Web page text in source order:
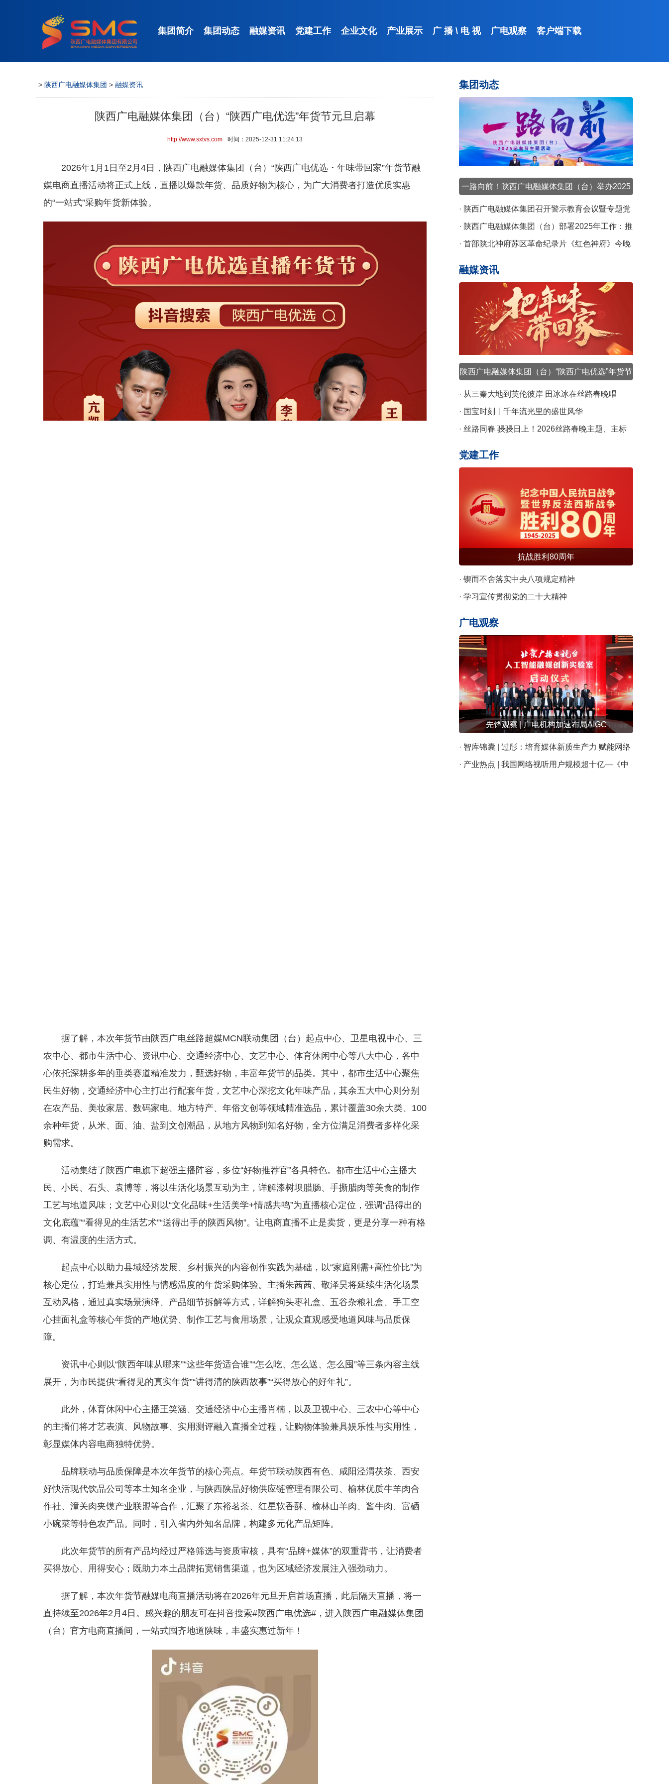
集团简介 集团动态 融媒资讯 党建工作 企业文化 产业展示 广 播 \ 电 视 广电观察 客户端下载
起点新闻
> 陕西广电融媒体集团 > 融媒资讯
陕西广电融媒体集团（台）“陕西广电优选”年货节元旦启幕
http://www.sxtvs.com 时间：2025-12-31 11:24:13
2026年1月1日至2月4日，陕西广电融媒体集团（台）“陕西广电优选・年味带回家”年货节融
媒电商直播活动将正式上线，直播以爆款年货、品质好物为核心，为广大消费者打造优质实惠
的“一站式”采购年货新体验。
据了解，本次年货节由陕西广电丝路超媒MCN联动集团（台）起点中心、卫星电视中心、三
农中心、都市生活中心、资讯中心、交通经济中心、文艺中心、体育休闲中心等八大中心，各中
心依托深耕多年的垂类赛道精准发力，甄选好物，丰富年货节的品类。其中，都市生活中心聚焦
民生好物，交通经济中心主打出行配套年货，文艺中心深挖文化年味产品，其余五大中心则分别
在农产品、美妆家居、数码家电、地方特产、年俗文创等领域精准选品，累计覆盖30余大类、100
余种年货，从米、面、油、盐到文创潮品，从地方风物到知名好物，全方位满足消费者多样化采
购需求。
活动集结了陕西广电旗下超强主播阵容，多位“好物推荐官”各具特色。都市生活中心主播大
民、小民、石头、袁博等，将以生活化场景互动为主，详解漆树坝腊肠、手撕腊肉等美食的制作
工艺与地道风味；文艺中心则以“文化品味+生活美学+情感共鸣”为直播核心定位，强调“品得出的
文化底蕴”“看得见的生活艺术”“送得出手的陕西风物”。让电商直播不止是卖货，更是分享一种有格
调、有温度的生活方式。
起点中心以助力县域经济发展、乡村振兴的内容创作实践为基础，以“家庭刚需+高性价比”为
核心定位，打造兼具实用性与情感温度的年货采购体验。主播朱茜茜、敬泽昊将延续生活化场景
互动风格，通过真实场景演绎、产品细节拆解等方式，详解狗头枣礼盒、五谷杂粮礼盒、手工空
心挂面礼盒等核心年货的产地优势、制作工艺与食用场景，让观众直观感受地道风味与品质保
障。
资讯中心则以“陕西年味从哪来”“这些年货适合谁”“怎么吃、怎么送、怎么囤”等三条内容主线
展开，为市民提供“看得见的真实年货”“讲得清的陕西故事”“买得放心的好年礼”。
此外，体育休闲中心主播王笑涵、交通经济中心主播肖楠，以及卫视中心、三农中心等中心
的主播们将才艺表演、风物故事、实用测评融入直播全过程，让购物体验兼具娱乐性与实用性，
彰显媒体内容电商独特优势。
品牌联动与品质保障是本次年货节的核心亮点。年货节联动陕西有色、咸阳泾渭茯茶、西安
好快活现代饮品公司等本土知名企业，与陕西陕品好物供应链管理有限公司、榆林优质牛羊肉合
作社、潼关肉夹馍产业联盟等合作，汇聚了东裕茗茶、红星软香酥、榆林山羊肉、酱牛肉、富硒
小碗菜等特色农产品。同时，引入省内外知名品牌，构建多元化产品矩阵。
此次年货节的所有产品均经过严格筛选与资质审核，具有“品牌+媒体”的双重背书，让消费者
买得放心、用得安心；既助力本土品牌拓宽销售渠道，也为区域经济发展注入强劲动力。
据了解，本次年货节融媒电商直播活动将在2026年元旦开启首场直播，此后隔天直播，将一
直持续至2026年2月4日。感兴趣的朋友可在抖音搜索#陕西广电优选#，进入陕西广电融媒体集团
（台）官方电商直播间，一站式囤齐地道陕味，丰盛实惠过新年！
集团动态
一路向前！陕西广电融媒体集团（台）举办2025
记者节主题活动
· 陕西广电融媒体集团召开警示教育会议暨专题党
课
· 陕西广电融媒体集团（台）部署2025年工作：推
动陕台特色陕西气派广电事业高质量发展
· 首部陕北神府苏区革命纪录片《红色神府》今晚
融媒资讯
陕西广电融媒体集团（台）“陕西广电优选”年货节
元旦启幕
· 从三秦大地到英伦彼岸 田冰冰在丝路春晚唱
响“向野”新声
· 国宝时刻丨千年流光里的盛世风华
· 丝路同春 骎骎日上！2026丝路春晚主题、主标
党建工作
抗战胜利80周年
· 锲而不舍落实中央八项规定精神
· 学习宣传贯彻党的二十大精神
广电观察
先锋观察 | 广电机构加速布局AIGC
· 智库锦囊 | 过彤：培育媒体新质生产力 赋能网络
视听新发展
· 产业热点 | 我国网络视听用户规模超十亿—《中